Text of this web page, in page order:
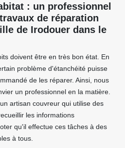
: un professionnel
de réparation
de Irodouer dans le
doivent être en très bon état. En
problème d'étanchéité puisse
de les réparer. Ainsi, nous
un professionnel en la matière.
artisan couvreur qui utilise des
les informations
qu'il effectue ces tâches à des
à tous.